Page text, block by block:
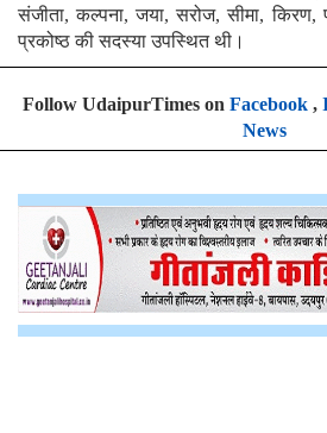
संजीता, कल्पना, जया, सरोज, सीमा, किरण,
प्रकोष्ठ की सदस्या उपस्थित थी।
Follow UdaipurTimes on Facebook,
News